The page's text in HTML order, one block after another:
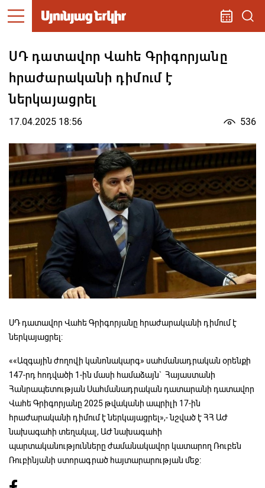
ՍԴ դատավոր Վահե Գրիգորյանը
հրաժարականի դիմում է
ներկայացրել
17.04.2025 18:56 536
ՍԴ դատավոր Վահե Գրիգորյանը հրաժարականի դիմում է
ներկայացրել:
««Ազգային ժողովի կանոնակարգ» սահմանադրական օրենքի
147-րդ հոդվածի 1-ին մասի համաձայն` Հայաստանի
Հանրապետության Սահմանադրական դատարանի դատավոր
Վահե Գրիգորյանը 2025 թվականի ապրիլի 17-ին
հրաժարականի դիմում է ներկայացրել»,- նշված է ՀՀ ԱԺ
նախագահի տեղակալ, ԱԺ նախագահի
պարտականությունները ժամանակավոր կատարող Ռուբեն
Ռուբինյանի ստորագրած հայտարարության մեջ: